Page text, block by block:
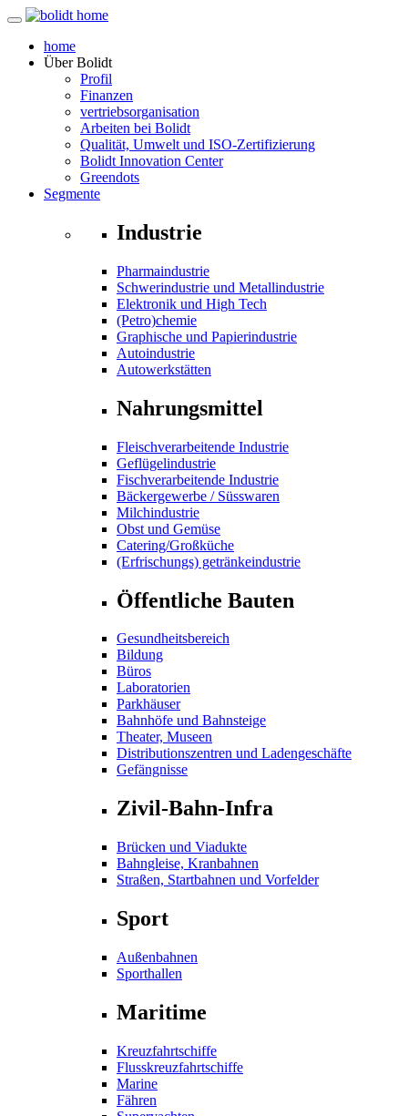
home
ÜberBolidt
Profil
Finanzen
vertriebsorganisation
Arbeiten bei Bolidt
Qualität, Umwelt und ISO-Zertifizierung
Bolidt Innovation Center
Greendots
Segmente
Industrie
Pharmaindustrie
Schwerindustrie und Metallindustrie
Elektronik und High Tech
(Petro)chemie
Graphische und Papierindustrie
Autoindustrie
Autowerkstätten
Nahrungsmittel
Fleischverarbeitende Industrie
Geflügelindustrie
Fischverarbeitende Industrie
Bäckergewerbe / Süsswaren
Milchindustrie
Obst und Gemüse
Catering/Großküche
(Erfrischungs) getränkeindustrie
Öffentliche Bauten
Gesundheitsbereich
Bildung
Büros
Laboratorien
Parkhäuser
Bahnhöfe und Bahnsteige
Theater, Museen
Distributionszentren und Ladengeschäfte
Gefängnisse
Zivil-Bahn-Infra
Brücken und Viadukte
Bahngleise, Kranbahnen
Straßen, Startbahnen und Vorfelder
Sport
Außenbahnen
Sporthallen
Maritime
Kreuzfahrtschiffe
Flusskreuzfahrtschiffe
Marine
Fähren